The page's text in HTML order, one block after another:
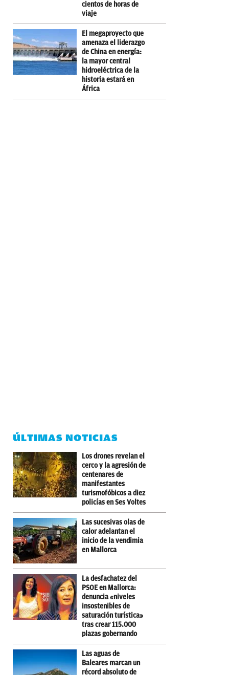
cientos de horas de
viaje
El megaproyecto que
amenaza el liderazgo
de China en energía:
la mayor central
hidroeléctrica de la
historia estará en
África
ÚLTIMAS NOTICIAS
Los drones revelan el
cerco y la agresión de
centenares de
manifestantes
turismofóbicos a diez
policías en Ses Voltes
Las sucesivas olas de
calor adelantan el
inicio de la vendimia
en Mallorca
La desfachatez del
PSOE en Mallorca:
denuncia «niveles
insostenibles de
saturación turística»
tras crear 115.000
plazas gobernando
Las aguas de
Baleares marcan un
récord absoluto de